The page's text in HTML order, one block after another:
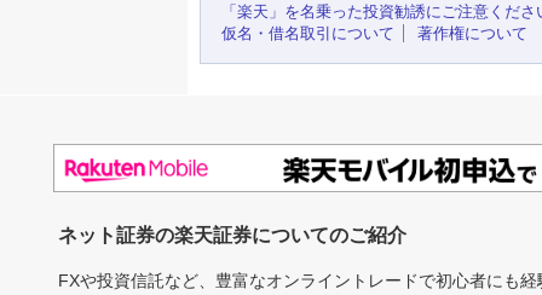
「楽天」を名乗った投資勧誘にご注意くださ
仮名・借名取引について
著作権について
ネット証券の楽天証券についてのご紹介
FXや投資信託など、豊富なオンライントレードで初心者にも